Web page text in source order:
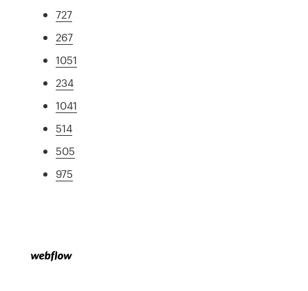
727
267
1051
234
1041
514
505
975